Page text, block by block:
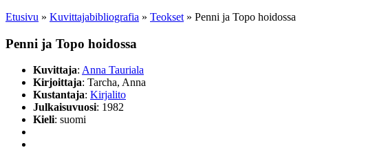
Etusivu » Kuvittaja­bibliografia » Teokset » Penni ja Topo hoidossa
Penni ja Topo hoidossa
Kuvittaja: Anna Tauriala
Kirjoittaja: Tarcha, Anna
Kustantaja: Kirjalito
Julkaisuvuosi: 1982
Kieli: suomi